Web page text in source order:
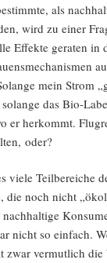
als
wird zu einer
Effek­te gera­ten in
mein Strom
das Bio-
er her­kommt.
oder?
vie­le Teil­be­rei­che
die noch nicht
nicht so ein­fach.
zwar ver­mut­lich